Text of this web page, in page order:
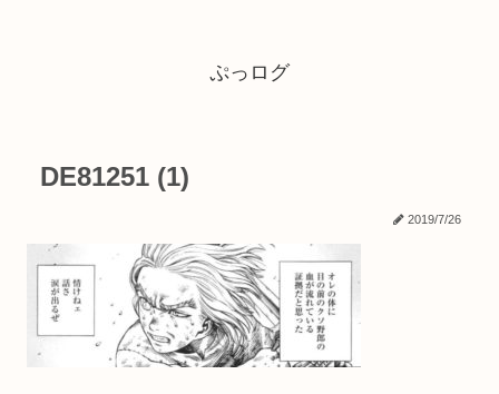
ぷっログ
DE81251 (1)
2019/7/26